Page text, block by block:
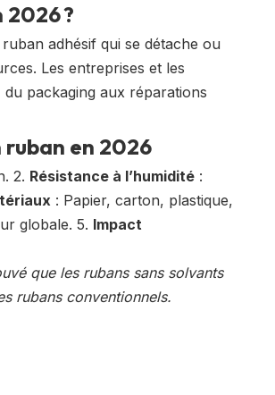
?
adhésif qui se détache ou
Les entreprises et les
packaging aux réparations
ruban en 2026
2. Résistance à l’humidité :
: Papier, carton, plastique,
globale. 5. Impact
que les rubans sans solvants
rubans conventionnels.